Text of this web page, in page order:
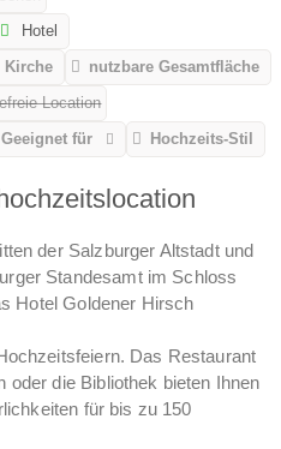
Hotel
Kirche
nutzbare Gesamtfläche
Location
Geeignet für Hochzeits-Stil
der Salzburger Altstadt und
Standesamt im Schloss
Hotel Goldener Hirsch
Das Restaurant
die Bibliothek bieten Ihnen
für bis zu 150